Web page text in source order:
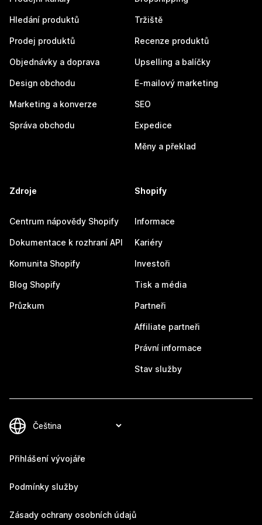
Hledání produktů
Prodej produktů
Objednávky a doprava
Design obchodu
Marketing a konverze
Správa obchodu
Tržiště
Recenze produktů
Upselling a balíčky
E-mailový marketing
SEO
Expedice
Měny a překlad
Zdroje
Centrum nápovědy Shopify
Dokumentace k rozhraní API
Komunita Shopify
Blog Shopify
Průzkum
Shopify
Informace
Kariéry
Investoři
Tisk a média
Partneři
Affiliate partneři
Právní informace
Stav služby
Přihlášení vývojáře
Podmínky služby
Zásady ochrany osobních údajů